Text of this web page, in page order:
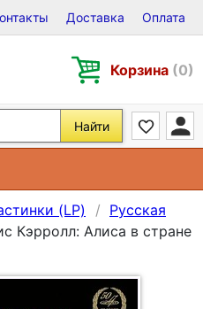
на Виниле, CD и DVD
Доставка Оплата
Корзина (0)
Найти
(LP)
Русская
Кэрролл: Алиса в стране